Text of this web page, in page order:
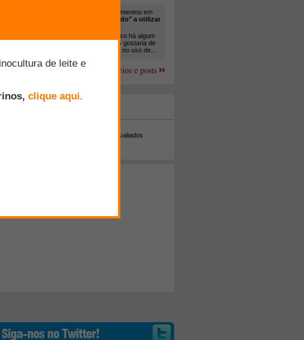
comentou em
"Você está sendo "obrigado" a utilizar
Em minha propriedade, já uso há algum
tempo cana com ureia, mas gostaria de
um melhor aprofundamento no uso de...
Mais comentários e posts
Melhor avaliados